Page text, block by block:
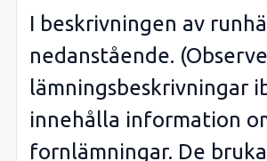
I beskrivningen av
nedanstående.
lämningsbeskrivningar
innehålla information
fornlämningar. De